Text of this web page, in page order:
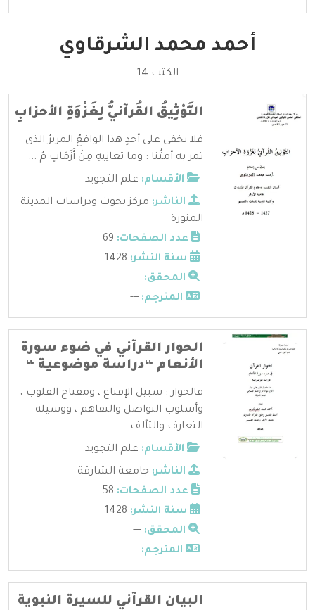
أحمد محمد الشرقاوي
الكتب 14
التَّوْثِيقُ القُرآنيُّ لِغَزْوَةِ الأحزابِ
فلا يخفى على أحدٍ هذا الواقعُ المريرُ الذي
تمر به أمتُنا : وما تعانِيهِ مِنْ أَزَمَاتٍ مُ ...
الأقسام: علم التجويد
الناشر: مركز بحوث ودراسات المدينة
المنورة
عدد الصفحات:
سنة النشر:
المحقق: ---
المترجم: ---
الحوار القرآني في ضوء سورة
الأنعام “دراسة موضوعية “
فالحوار : سبيل الإقناع ، ومفتاح القلوب ،
وأسلوب التواصل والتفاهم ، ووسيلة
التعارف والتآلف ...
الأقسام: علم التجويد
الناشر: جامعة الشارقة
عدد الصفحات:
سنة النشر:
المحقق: ---
المترجم: ---
البيان القرآني للسيرة النبوية